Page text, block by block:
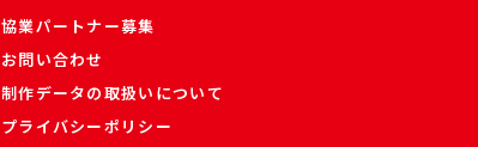
協業パートナー募集
お問い合わせ
制作データの取扱いについて
プライバシーポリシー